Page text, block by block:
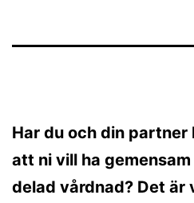
Har du och din partner
att ni vill ha
delad vårdnad? Det